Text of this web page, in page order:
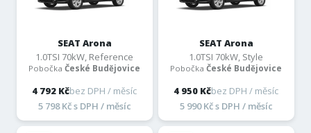
SEAT Arona
1.0TSI 70kW, Reference
PobočkaČeské Budějovice
4 792 Kčbez DPH / měsíc
5 798 Kč s DPH / měsíc
SEAT Arona
1.0TSI 70kW, Style
PobočkaČeské Budějovice
4 950 Kčbez DPH / měsíc
5 990 Kč s DPH / měsíc